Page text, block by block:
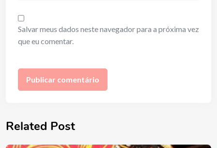
Salvar meus dados neste navegador para a próxima vez
que eu comentar.
Related Post